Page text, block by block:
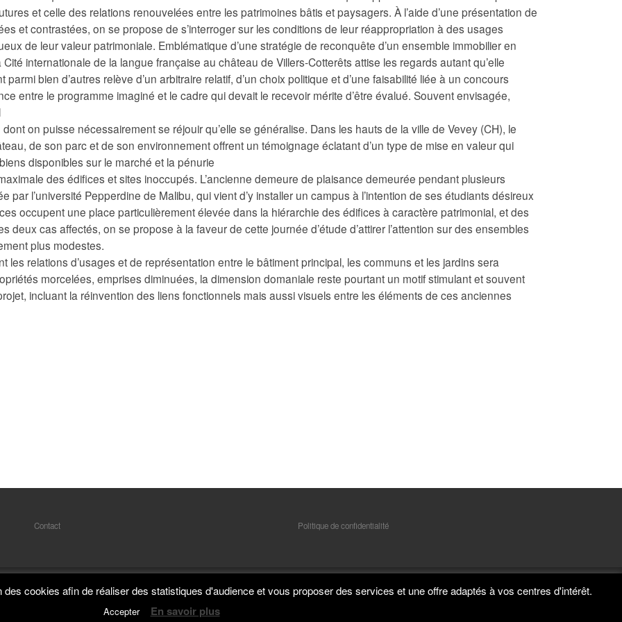
et celle des relations renouvelées entre les patrimoines bâtis et paysagers. À l’aide d’une présentation de
et contrastées, on se propose de s’interroger sur les conditions de leur réappropriation à des usages
de leur valeur patrimoniale. Emblématique d’une stratégie de reconquête d’un ensemble immobilier en
internationale de la langue française au château de Villers-Cotterêts attise les regards autant qu’elle
bien d’autres relève d’un arbitraire relatif, d’un choix politique et d’une faisabilité liée à un concours
entre le programme imaginé et le cadre qui devait le recevoir mérite d’être évalué. Souvent envisagée,
on puisse nécessairement se réjouir qu’elle se généralise. Dans les hauts de la ville de Vevey (CH), le
de son parc et de son environnement offrent un témoignage éclatant d’un type de mise en valeur qui
disponibles sur le marché et la pénurie
des édifices et sites inoccupés. L’ancienne demeure de plaisance demeurée pendant plusieurs
par l’université Pepperdine de Malibu, qui vient d’y installer un campus à l’intention de ses étudiants désireux
occupent une place particulièrement élevée dans la hiérarchie des édifices à caractère patrimonial, et des
deux cas affectés, on se propose à la faveur de cette journée d’étude d’attirer l’attention sur des ensembles
plus modestes.
relations d’usages et de représentation entre le bâtiment principal, les communs et les jardins sera
morcelées, emprises diminuées, la dimension domaniale reste pourtant un motif stimulant et souvent
incluant la réinvention des liens fonctionnels mais aussi visuels entre les éléments de ces anciennes
Contact Politique de confidentialité
cookies afin de réaliser des statistiques d'audience et vous proposer des services et une offre adaptés à vos centres d'intérêt.
Accepter En savoir plus